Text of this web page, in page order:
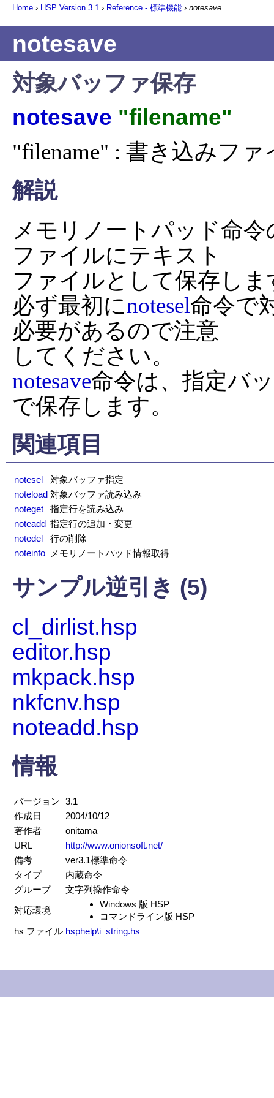
Home › HSP Version 3.1 › Reference - 標準機能 › notesave
notesave
対象バッファ保存
notesave "filename"
"filename" : 書き込みファ
解説
メモリノートパッド命
ファイルにテキスト
ファイルとして保存しま
必ず最初にnotesel命令で
必要があるので注意
notesave命令は、指定バ
で保存します。
関連項目
notesel
対象バッファ指定
noteload 対象バッファ読み込み
noteget
指定行を読み込み
noteadd 指定行の追加・変更
notedel
行の削除
noteinfo
メモリノートパッド情報取得
サンプル逆引き (5)
cl_dirlist.hsp
editor.hsp
mkpack.hsp
nkfcnv.hsp
noteadd.hsp
情報
バージョン 3.1
作成日
2004/10/12
著作者
onitama
URL
http://www.onionsoft.net/
備考
ver3.1標準命令
タイプ
内蔵命令
グループ
文字列操作命令
対応環境
Windows 版 HSP
コマンドライン版 HSP
hs ファイル hsphelp\i_string.hs